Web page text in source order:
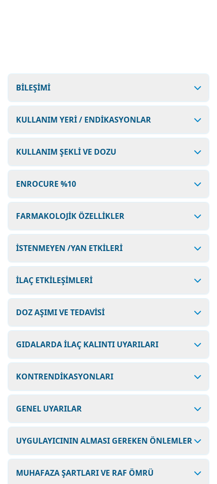
BİLEŞİMİ
KULLANIM YERİ / ENDİKASYONLAR
KULLANIM ŞEKLİ VE DOZU
ENROCURE %10
FARMAKOLOJİK ÖZELLİKLER
İSTENMEYEN /YAN ETKİLERİ
İLAÇ ETKİLEŞİMLERİ
DOZ AŞIMI VE TEDAVİSİ
GIDALARDA İLAÇ KALINTI UYARILARI
KONTRENDİKASYONLARI
GENEL UYARILAR
UYGULAYICININ ALMASI GEREKEN ÖNLEMLER
MUHAFAZA ŞARTLARI VE RAF ÖMRÜ